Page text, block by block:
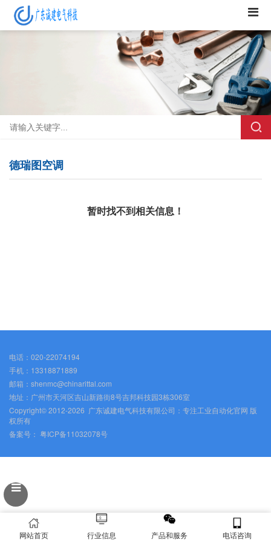
德瑞图空调
暂时找不到相关信息！
电话：020-22074194
手机：13318871889
邮箱：shenmc@chinarittal.com
地址：广州市天河区吉山新路街8号吉邦科技园3栋306室
Copyright© 2012-2026 广东诚建电气科技有限公司：专注工业自动化官网 版
权所有
备案号： 粤ICP备11032078号
网站首页 行业信息 产品和服务 电话咨询